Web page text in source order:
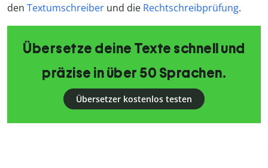
den Textumschreiber und die Rechtschreibprüfung.
Übersetze deine Texte schnell und
präzise in über 50 Sprachen.
Übersetzer kostenlos testen